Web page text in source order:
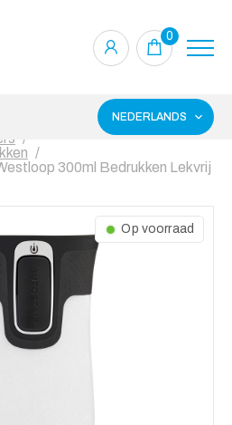
0
NEDERLANDS
300ml Bedrukken Lekvrij
Op voorraad